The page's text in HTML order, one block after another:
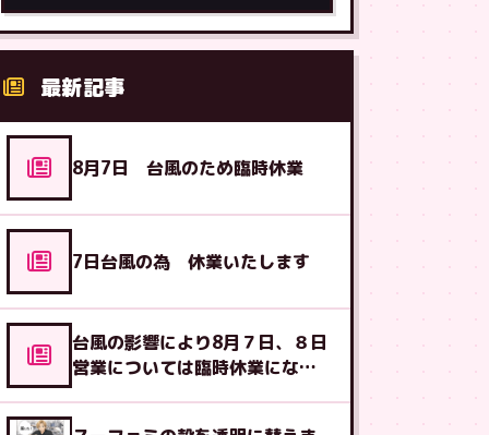
最新記事
8月7日 台風のため臨時休業
7日台風の為 休業いたします
台風の影響により8月７日、８日
営業については臨時休業になる